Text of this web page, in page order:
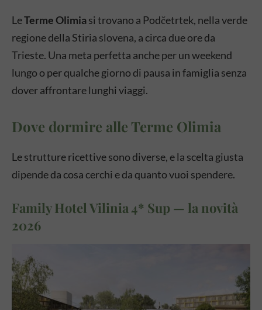
LeTerme Olimiasi trovano a Podčetrtek, nella verde
regione della Stiria slovena, a circa due ore da
Trieste. Una meta perfetta anche per un weekend
lungo o per qualche giorno di pausa in famiglia senza
dover affrontare lunghi viaggi.
Dove dormire alle Terme Olimia
Le strutture ricettive sono diverse, e la scelta giusta
dipende da cosa cerchi e da quanto vuoi spendere.
Family Hotel Vilinia 4* Sup — la novità
2026